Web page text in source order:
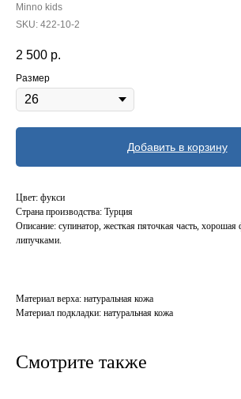
Minno kids
SKU: 422-10-2
2 500 р.
Размер
Добавить в корзину
Цвет: фукси
Страна производства: Турция
Описание: супинатор, жесткая пяточкая часть,
липучками.
Материал верха: натуральная кожа
Материал подкладки: натуральная кожа
Смотрите также